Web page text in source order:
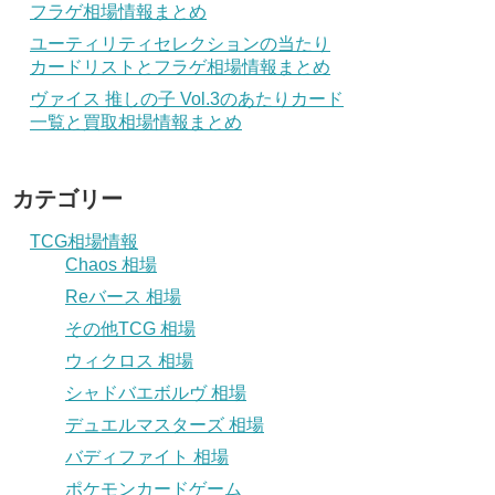
フラゲ相場情報まとめ
ユーティリティセレクションの当たり
カードリストとフラゲ相場情報まとめ
ヴァイス 推しの子 Vol.3のあたりカード
一覧と買取相場情報まとめ
カテゴリー
TCG相場情報
Chaos 相場
Reバース 相場
その他TCG 相場
ウィクロス 相場
シャドバエボルヴ 相場
デュエルマスターズ 相場
バディファイト 相場
ポケモンカードゲーム